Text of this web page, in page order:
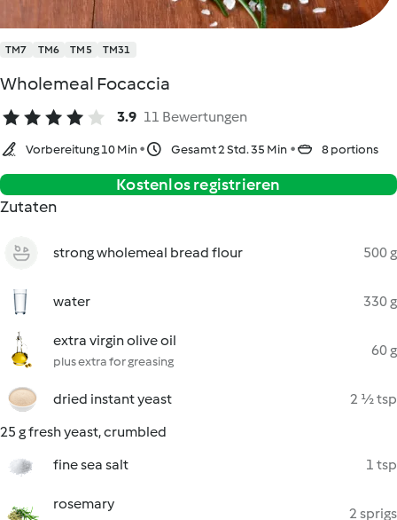
TM7 TM6 TM5 TM31
Wholemeal Focaccia
3.9 11 Bewertungen
Vorbereitung 10 Min Gesamt 2 Std. 35 Min 8 portions
Kostenlos registrieren
Zutaten
strong wholemeal bread flour 500 g
water 330 g
extra virgin olive oil
plus extra for greasing
60 g
dried instant yeast
2 ½ tsp
25 g fresh yeast, crumbled
fine sea salt
1 tsp
rosemary
2 sprigs